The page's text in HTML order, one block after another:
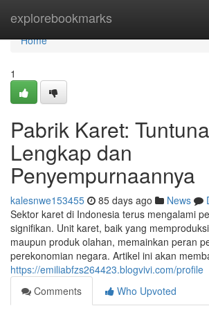
explorebookmarks
Home
Home
1
Pabrik Karet:
Lengkap dan
Penyempurnaannya
kalesnwe153455 85 days ago News
Sektor karet di Indonesia terus mengalami
signifikan. Unit karet, baik yang
maupun produk olahan, memainkan peran
perekonomian negara. Artikel ini akan
https://emiliabfzs264423.blogvivi.com/profile
Comments
Who Upvoted